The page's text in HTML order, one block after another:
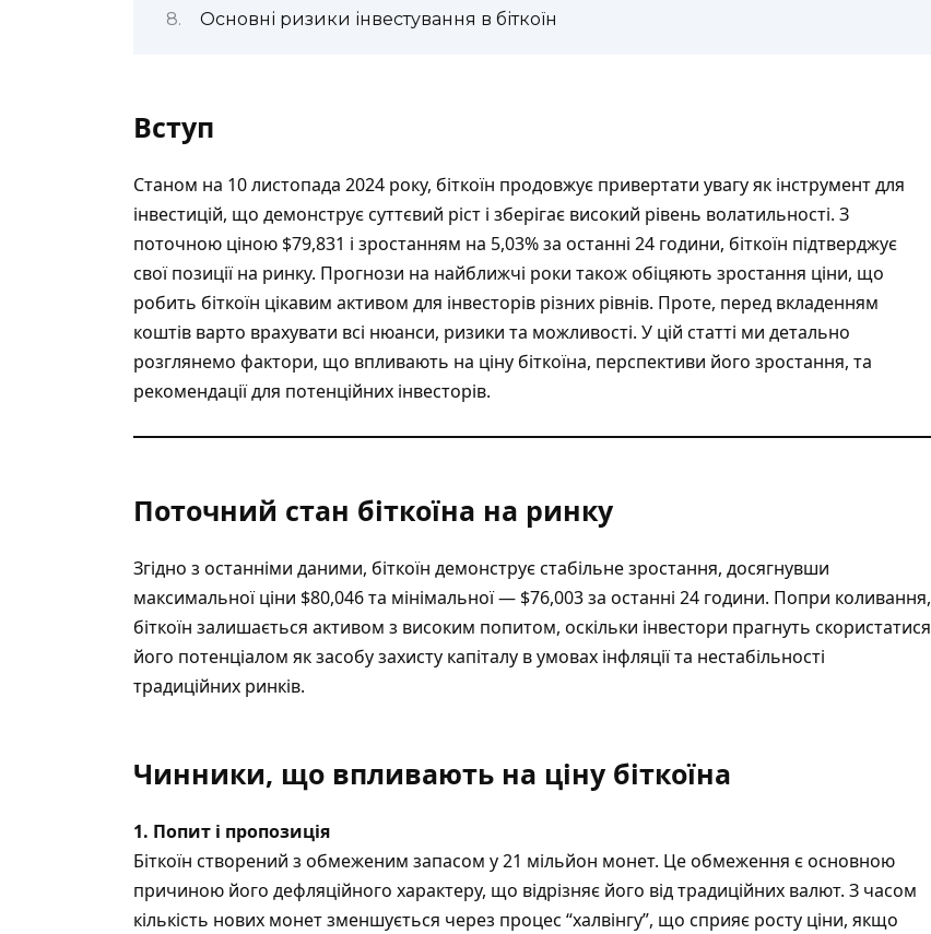
Основні ризики інвестування в біткоїн
Вступ
Станом на 10 листопада 2024 року, біткоїн продовжує привертати увагу як інструмент для
інвестицій, що демонструє суттєвий ріст і зберігає високий рівень волатильності. З
поточною ціною $79,831 і зростанням на 5,03% за останні 24 години, біткоїн підтверджує
свої позиції на ринку. Прогнози на найближчі роки також обіцяють зростання ціни, що
робить біткоїн цікавим активом для інвесторів різних рівнів. Проте, перед вкладенням
коштів варто врахувати всі нюанси, ризики та можливості. У цій статті ми детально
розглянемо фактори, що впливають на ціну біткоїна, перспективи його зростання, та
рекомендації для потенційних інвесторів.
Поточний стан біткоїна на ринку
Згідно з останніми даними, біткоїн демонструє стабільне зростання, досягнувши
максимальної ціни $80,046 та мінімальної — $76,003 за останні 24 години. Попри коливання,
біткоїн залишається активом з високим попитом, оскільки інвестори прагнуть скористатися
його потенціалом як засобу захисту капіталу в умовах інфляції та нестабільності
традиційних ринків.
Чинники, що впливають на ціну біткоїна
1. Попит і пропозиція
Біткоїн створений з обмеженим запасом у 21 мільйон монет. Це обмеження є основною
причиною його дефляційного характеру, що відрізняє його від традиційних валют. З часом
кількість нових монет зменшується через процес “халвінгу”, що сприяє росту ціни, якщо